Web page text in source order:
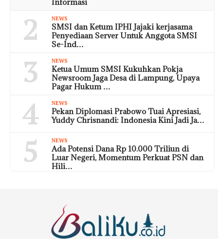
2 NEWS
SMSI dan Ketum IPHI Jajaki kerjasama
Penyediaan Server Untuk Anggota SMSI
Se-Ind…
3 NEWS
Ketua Umum SMSI Kukuhkan Pokja
Newsroom Jaga Desa di Lampung, Upaya
Pagar Hukum …
4 NEWS
Pekan Diplomasi Prabowo Tuai Apresiasi,
Yuddy Chrisnandi: Indonesia Kini Jadi Ja…
5 NEWS
Ada Potensi Dana Rp 10.000 Triliun di
Luar Negeri, Momentum Perkuat PSN dan
Hili…